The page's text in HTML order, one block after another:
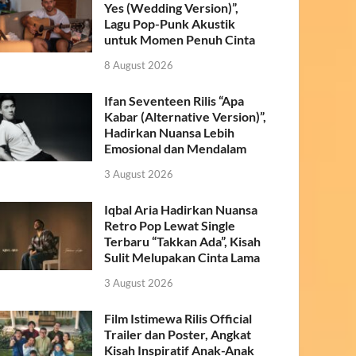
Yes (Wedding Version)”,
Lagu Pop-Punk Akustik
untuk Momen Penuh Cinta
8 August 2026
Ifan Seventeen Rilis “Apa
Kabar (Alternative Version)”,
Hadirkan Nuansa Lebih
Emosional dan Mendalam
3 August 2026
Iqbal Aria Hadirkan Nuansa
Retro Pop Lewat Single
Terbaru “Takkan Ada”, Kisah
Sulit Melupakan Cinta Lama
3 August 2026
Film Istimewa Rilis Official
Trailer dan Poster, Angkat
Kisah Inspiratif Anak-Anak